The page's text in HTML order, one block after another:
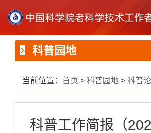
科普园地
当前位置： 首页 > 科普园地 > 科普
科普工作简报（